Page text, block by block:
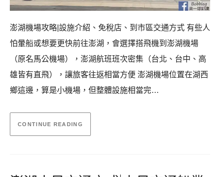
澎湖機場攻略|設施介紹、免稅店、到市區交通方式 有些人
怕暈船或想要更快前往澎湖，會選擇搭飛機到澎湖機場
（原名馬公機場），澎湖航班班次密集（台北、台中、高
雄皆有直飛），讓旅客往返相當方便 澎湖機場位置在湖西
鄉這邊，算是小機場，但整體設施相當完…
CONTINUE READING